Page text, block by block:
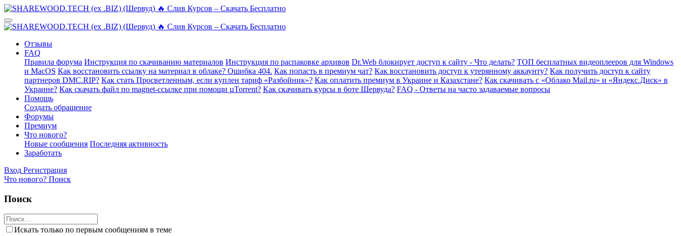
Отзывы
FAQ
Правила форума Инструкция по скачиванию материалов Инструкция по распаковке архивов Dr.Web блокирует доступ к сайту - Что делать? ТОП бесплатных видеоплееров для Windows
и MacOS Как восстановить ссылку на материал в облаке? Ошибка 404. Как попасть в премиум чат? Как восстановить доступ к утерянному аккаунту? Как получить доступ к сайту
партнеров DMC.RIP? Как стать Просветленным, если куплен тариф «Разбойник»? Как оплатить премиум в Украине и Казахстане? Как скачивать с «Облако Mail.ru» и «Яндекс.Диск» в
Украине? Как скачать файл по magnet-ссылке при помощи µTorrent? Как скачивать курсы в боте Шервуда? FAQ - Ответы на часто задаваемые вопросы
Помощь
Создать обращение
Форумы
Премиум
Что нового?
Новые сообщения Последняя активность
Заработать
Вход Регистрация
Что нового? Поиск
Поиск
Искать только по первым сообщениям в теме